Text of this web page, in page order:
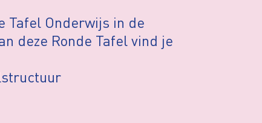
Tafel Onderwijs in de
deze Ronde Tafel vind je